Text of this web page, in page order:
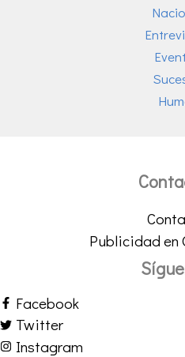
Publicidad en
Facebook
Twitter
Instagram